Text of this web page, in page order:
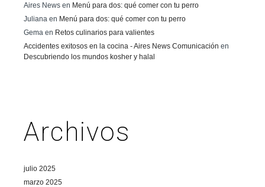
Aires News en Menú para dos: qué comer con tu perro
Juliana en Menú para dos: qué comer con tu perro
Gema en Retos culinarios para valientes
Accidentes exitosos en la cocina - Aires News Comunicación en
Descubriendo los mundos kosher y halal
Archivos
julio 2025
marzo 2025